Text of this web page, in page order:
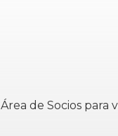
Área de Socios para